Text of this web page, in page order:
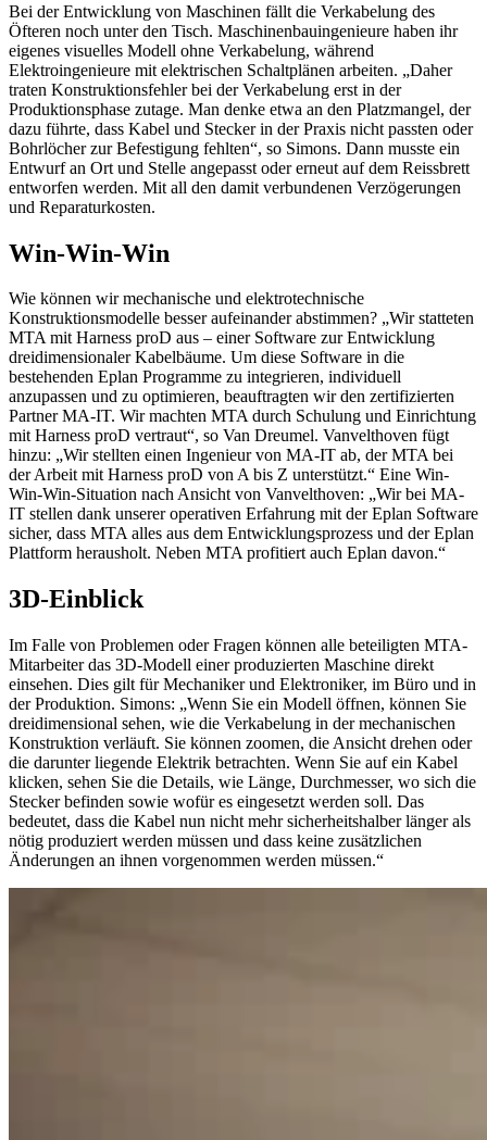
Bei der Entwicklung von Maschinen fällt die Verkabelung des
Öfteren noch unter den Tisch. Maschinenbauingenieure haben ihr
eigenes visuelles Modell ohne Verkabelung, während
Elektroingenieure mit elektrischen Schaltplänen arbeiten. „Daher
traten Konstruktionsfehler bei der Verkabelung erst in der
Produktionsphase zutage. Man denke etwa an den Platzmangel, der
dazu führte, dass Kabel und Stecker in der Praxis nicht passten oder
Bohrlöcher zur Befestigung fehlten“, so Simons. Dann musste ein
Entwurf an Ort und Stelle angepasst oder erneut auf dem Reissbrett
entworfen werden. Mit all den damit verbundenen Verzögerungen
und Reparaturkosten.
Win-Win-Win
Wie können wir mechanische und elektrotechnische
Konstruktionsmodelle besser aufeinander abstimmen? „Wir statteten
MTA mit Harness proD aus – einer Software zur Entwicklung
dreidimensionaler Kabelbäume. Um diese Software in die
bestehenden Eplan Programme zu integrieren, individuell
anzupassen und zu optimieren, beauftragten wir den zertifizierten
Partner MA-IT. Wir machten MTA durch Schulung und Einrichtung
mit Harness proD vertraut“, so Van Dreumel. Vanvelthoven fügt
hinzu: „Wir stellten einen Ingenieur von MA-IT ab, der MTA bei
der Arbeit mit Harness proD von A bis Z unterstützt.“ Eine Win-
Win-Win-Situation nach Ansicht von Vanvelthoven: „Wir bei MA-
IT stellen dank unserer operativen Erfahrung mit der Eplan Software
sicher, dass MTA alles aus dem Entwicklungsprozess und der Eplan
Plattform herausholt. Neben MTA profitiert auch Eplan davon.“
3D-Einblick
Im Falle von Problemen oder Fragen können alle beteiligten MTA-
Mitarbeiter das 3D-Modell einer produzierten Maschine direkt
einsehen. Dies gilt für Mechaniker und Elektroniker, im Büro und in
der Produktion. Simons: „Wenn Sie ein Modell öffnen, können Sie
dreidimensional sehen, wie die Verkabelung in der mechanischen
Konstruktion verläuft. Sie können zoomen, die Ansicht drehen oder
die darunter liegende Elektrik betrachten. Wenn Sie auf ein Kabel
klicken, sehen Sie die Details, wie Länge, Durchmesser, wo sich die
Stecker befinden sowie wofür es eingesetzt werden soll. Das
bedeutet, dass die Kabel nun nicht mehr sicherheitshalber länger als
nötig produziert werden müssen und dass keine zusätzlichen
Änderungen an ihnen vorgenommen werden müssen.“